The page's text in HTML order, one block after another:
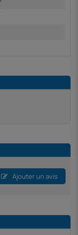
Ajouter un avis